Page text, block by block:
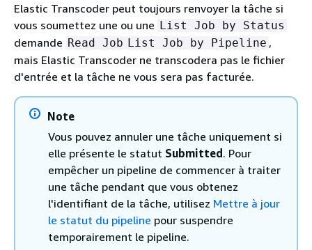
Elastic Transcoder peut toujours renvoyer la tâche si
vous soumettez une ou une List Job by Status
demande Read Job List Job by Pipeline ,
mais Elastic Transcoder ne transcodera pas le fichier
d'entrée et la tâche ne vous sera pas facturée.
Note
Vous pouvez annuler une tâche uniquement si
elle présente le statut Submitted. Pour
empêcher un pipeline de commencer à traiter
une tâche pendant que vous obtenez
l'identifiant de la tâche, utilisez Mettre à jour
le statut du pipeline pour suspendre
temporairement le pipeline.